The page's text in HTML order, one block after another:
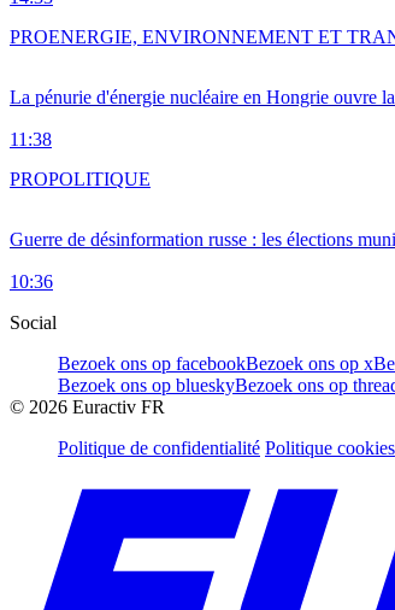
La pénurie d'énergie nucléaire en Hongrie ouvre
11:38
PROENERGIE, ENVIRONNEMENT ET
Guerre de désinformation russe : les élections
10:36
PROPOLITIQUE
Social
Bezoek ons op facebookBezoek ons op x
Bezoek ons op blueskyBezoek ons op
© 2026 Euractiv FR
Politique de confidentialité Politique cookies